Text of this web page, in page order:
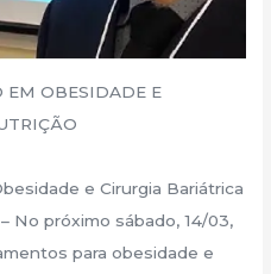
EM OBESIDADE E
e Cirurgia Bariátrica
– No próximo sábado, 14/03,
para obesidade e